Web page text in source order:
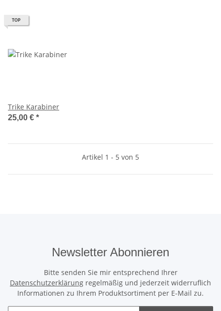
TOP
Trike Karabiner
25,00 € *
Artikel 1 - 5 von 5
Newsletter Abonnieren
Bitte senden Sie mir entsprechend Ihrer
Datenschutzerklärung regelmäßig und jederzeit widerruflich
Informationen zu Ihrem Produktsortiment per E-Mail zu.